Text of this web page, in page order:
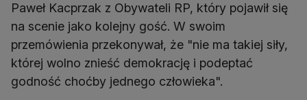
Paweł Kacprzak z Obywateli RP, który pojawił się
na scenie jako kolejny gość. W swoim
przemówienia przekonywał, że "nie ma takiej siły,
której wolno znieść demokrację i podeptać
godność choćby jednego człowieka".